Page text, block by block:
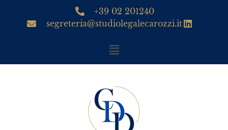
+39 02 201240
segreteria@studiolegalecarozzi.it